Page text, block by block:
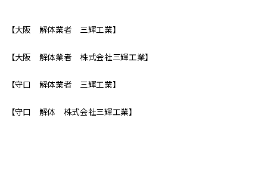
【大阪 解体業者 三輝工業】
【大阪 解体業者 株式会社三輝工業】
【守口 解体業者 三輝工業】
【守口 解体 株式会社三輝工業】